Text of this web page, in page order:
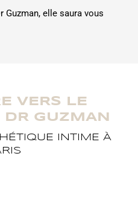
Guzman, elle saura vous
VERS LE
GUZMAN
INTIME À